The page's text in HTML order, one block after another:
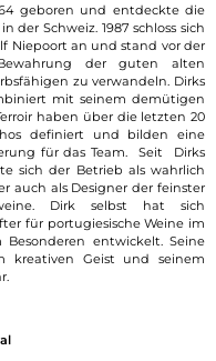
geboren und entdeckte die
der Schweiz. 1987 schloss sich
Niepoort an und stand vor der
der guten alten
zu verwandeln. Dirks
mit seinem demütigen
haben über die letzten 20
definiert und bilden eine
für das Team. Seit Dirks
sich der Betrieb als wahrlich
auch als Designer der feinster
Dirk selbst hat sich
für portugiesische Weine im
Besonderen entwickelt. Seine
kreativen Geist und seinem